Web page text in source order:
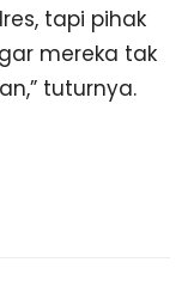
tapi pihak
mereka tak
tuturnya.